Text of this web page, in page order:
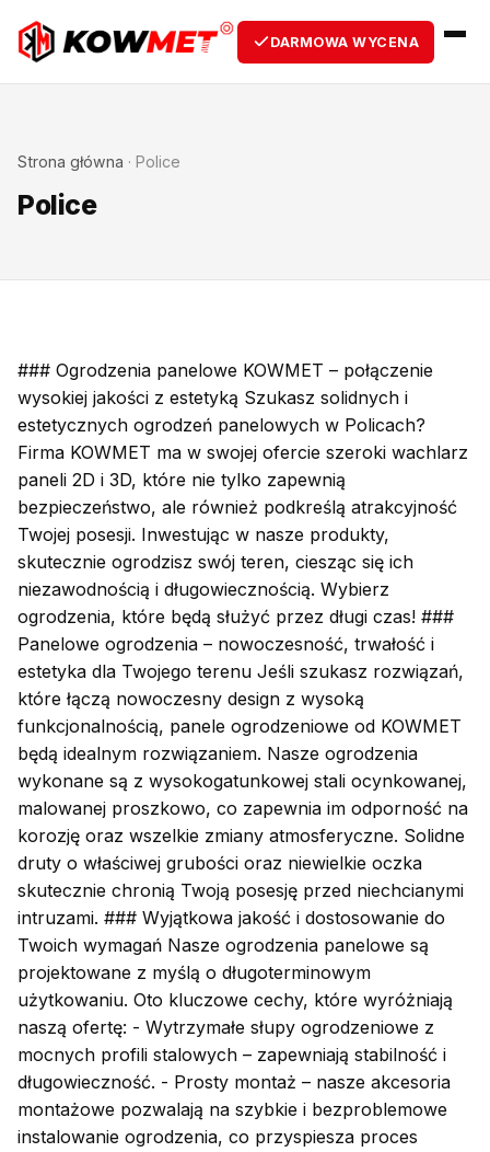
DARMOWA WYCENA
Strona główna · Police
Police
### Ogrodzenia panelowe KOWMET – połączenie
wysokiej jakości z estetyką Szukasz solidnych i
estetycznych ogrodzeń panelowych w Policach?
Firma KOWMET ma w swojej ofercie szeroki wachlarz
paneli 2D i 3D, które nie tylko zapewnią
bezpieczeństwo, ale również podkreślą atrakcyjność
Twojej posesji. Inwestując w nasze produkty,
skutecznie ogrodzisz swój teren, ciesząc się ich
niezawodnością i długowiecznością. Wybierz
ogrodzenia, które będą służyć przez długi czas! ###
Panelowe ogrodzenia – nowoczesność, trwałość i
estetyka dla Twojego terenu Jeśli szukasz rozwiązań,
które łączą nowoczesny design z wysoką
funkcjonalnością, panele ogrodzeniowe od KOWMET
będą idealnym rozwiązaniem. Nasze ogrodzenia
wykonane są z wysokogatunkowej stali ocynkowanej,
malowanej proszkowo, co zapewnia im odporność na
korozję oraz wszelkie zmiany atmosferyczne. Solidne
druty o właściwej grubości oraz niewielkie oczka
skutecznie chronią Twoją posesję przed niechcianymi
intruzami. ### Wyjątkowa jakość i dostosowanie do
Twoich wymagań Nasze ogrodzenia panelowe są
projektowane z myślą o długoterminowym
użytkowaniu. Oto kluczowe cechy, które wyróżniają
naszą ofertę: - Wytrzymałe słupy ogrodzeniowe z
mocnych profili stalowych – zapewniają stabilność i
długowieczność. - Prosty montaż – nasze akcesoria
montażowe pozwalają na szybkie i bezproblemowe
instalowanie ogrodzenia, co przyspiesza proces